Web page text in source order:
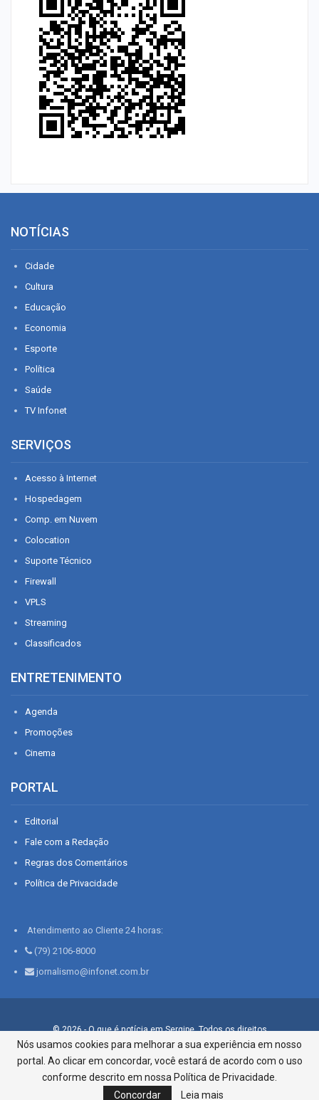
NOTÍCIAS
Cidade
Cultura
Educação
Economia
Esporte
Política
Saúde
TV Infonet
SERVIÇOS
Acesso à Internet
Hospedagem
Comp. em Nuvem
Colocation
Suporte Técnico
Firewall
VPLS
Streaming
Classificados
ENTRETENIMENTO
Agenda
Promoções
Cinema
PORTAL
Editorial
Fale com a Redação
Regras dos Comentários
Política de Privacidade
Atendimento ao Cliente 24 horas:
(79) 2106-8000
jornalismo@infonet.com.br
© 2026 - O que é notícia em Sergipe. Todos os direitos
reservados.
Infonet - Rua Monsenhor Silveira 276, Bairro São José |
Aracaju-SE, CEP 49015-030, Fone: 79.2106.8000 - CI Centro de
Informações LTDA
Nós usamos cookies para melhorar a sua experiência em nosso
portal. Ao clicar em concordar, você estará de acordo com o uso
conforme descrito em nossa Política de Privacidade.
Concordar
Leia mais